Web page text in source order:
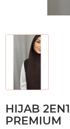
HIJAB
PREMIUM